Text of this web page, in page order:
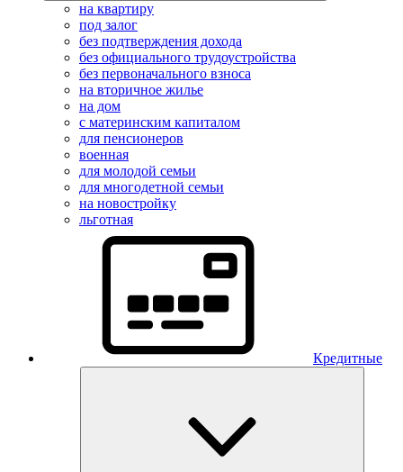
на квартиру
под залог
без подтверждения дохода
без официального трудоустройства
без первоначального взноса
на вторичное жилье
на дом
с материнским капиталом
для пенсионеров
военная
для молодой семьи
для многодетной семьи
на новостройку
льготная
Кредитные